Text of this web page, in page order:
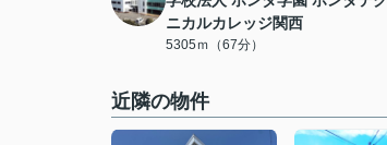
ニカルカレッジ関西
5305ｍ（67分）
近隣の物件